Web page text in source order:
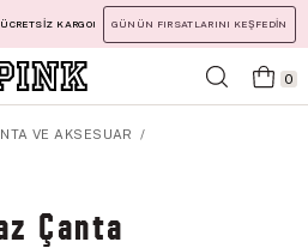
KARGO! GÜNÜN FIRSATLARINI KEŞFEDİN
0
VE AKSESUAR
Çanta